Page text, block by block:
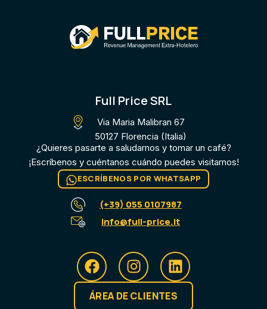
Full Price SRL
Via Maria Malibran 67
50127 Florencia (Italia)
¿Quieres pasarte a saludarnos y tomar un café?
¡Escríbenos y cuéntanos cuándo puedes visitarnos!
ESCRÍBENOS POR WHATSAPP
(+39) 055 0107987
info@full-price.it
ÁREA DE CLIENTES